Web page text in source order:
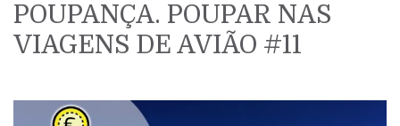
POUPANÇA. POUPAR NAS
VIAGENS DE AVIÃO #11